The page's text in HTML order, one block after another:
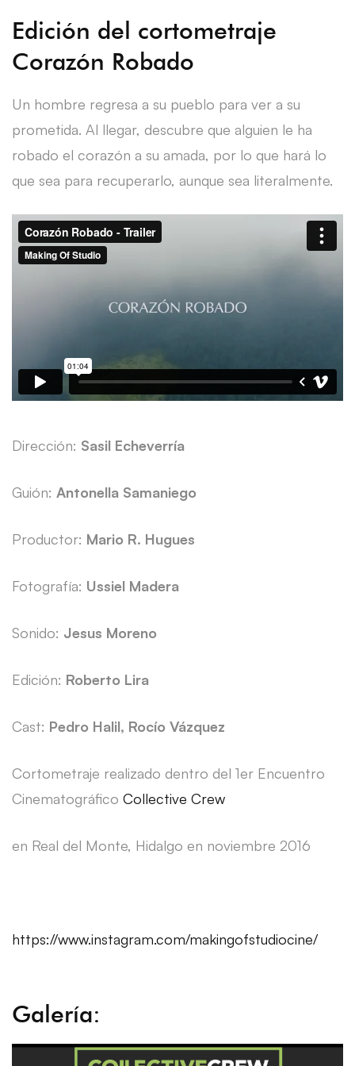
Edición del cortometraje
Corazón Robado
Un hombre regresa a su pueblo para ver a su
prometida. Al llegar, descubre que alguien le ha
robado el corazón a su amada, por lo que hará lo
que sea para recuperarlo, aunque sea literalmente.
Dirección: Sasil Echeverría
Guión: Antonella Samaniego
Productor: Mario R. Hugues
Fotografía: Ussiel Madera
Sonido: Jesus Moreno
Edición: Roberto Lira
Cast: Pedro Halil, Rocío Vázquez
Cortometraje realizado dentro del 1er Encuentro
Cinematográfico Collective Crew
en Real del Monte, Hidalgo en noviembre 2016
https://www.instagram.com/makingofstudiocine/
Galería: